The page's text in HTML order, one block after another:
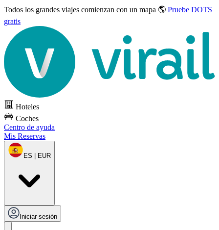
Todos los grandes viajes comienzan con un mapa 🌎 Pruebe DOTS
gratis
Hoteles
Coches
Centro de ayuda
Mis Reservas
ES | EUR
Iniciar sesión